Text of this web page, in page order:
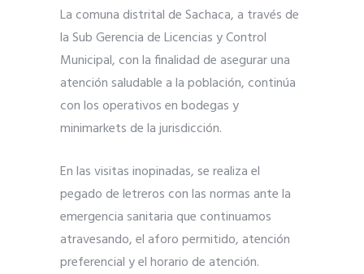
La comuna distrital de Sachaca, a través de
la Sub Gerencia de Licencias y Control
Municipal, con la finalidad de asegurar una
atención saludable a la población, continúa
con los operativos en bodegas y
minimarkets de la jurisdicción.
En las visitas inopinadas, se realiza el
pegado de letreros con las normas ante la
emergencia sanitaria que continuamos
atravesando, el aforo permitido, atención
preferencial y el horario de atención.